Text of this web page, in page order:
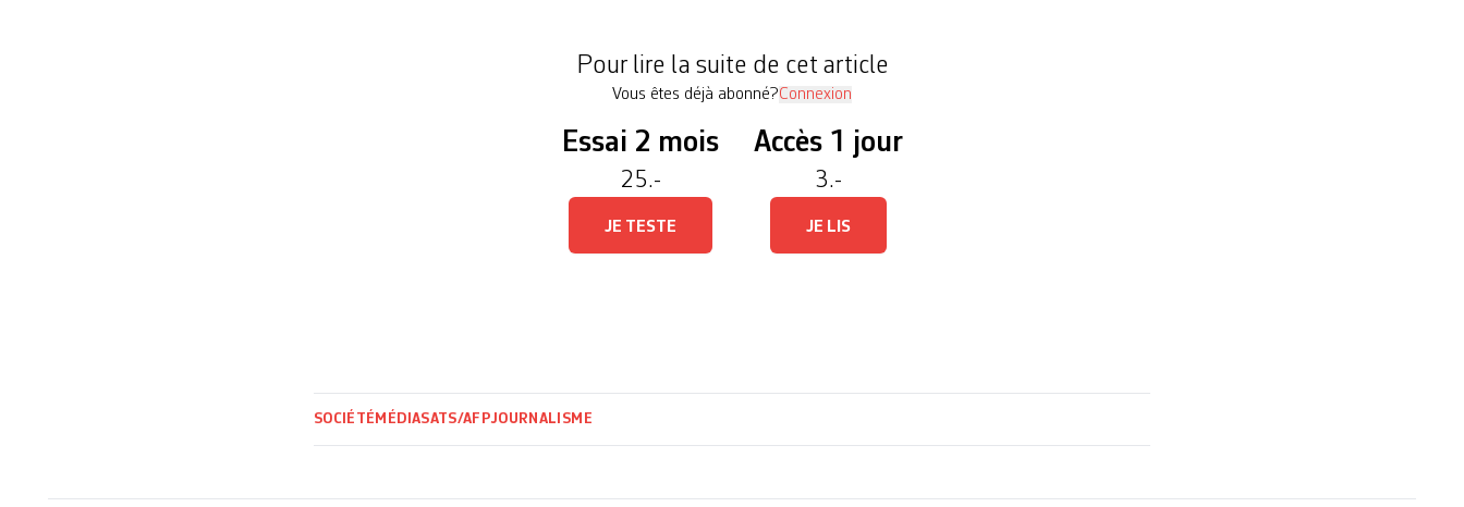
Pour lire la suite de cet article
Vous êtes déjà abonné?Connexion
Essai 2 mois
25.-
JE TESTE
Accès 1 jour
3.-
JE LIS
SOCIÉTÉ MÉDIASATS/AFPJOURNALISME